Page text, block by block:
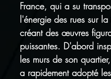
France, qui a su
l'énergie des rues sur
créant des œuvres
puissantes. D'abord
les murs de son
a rapidement adopté les